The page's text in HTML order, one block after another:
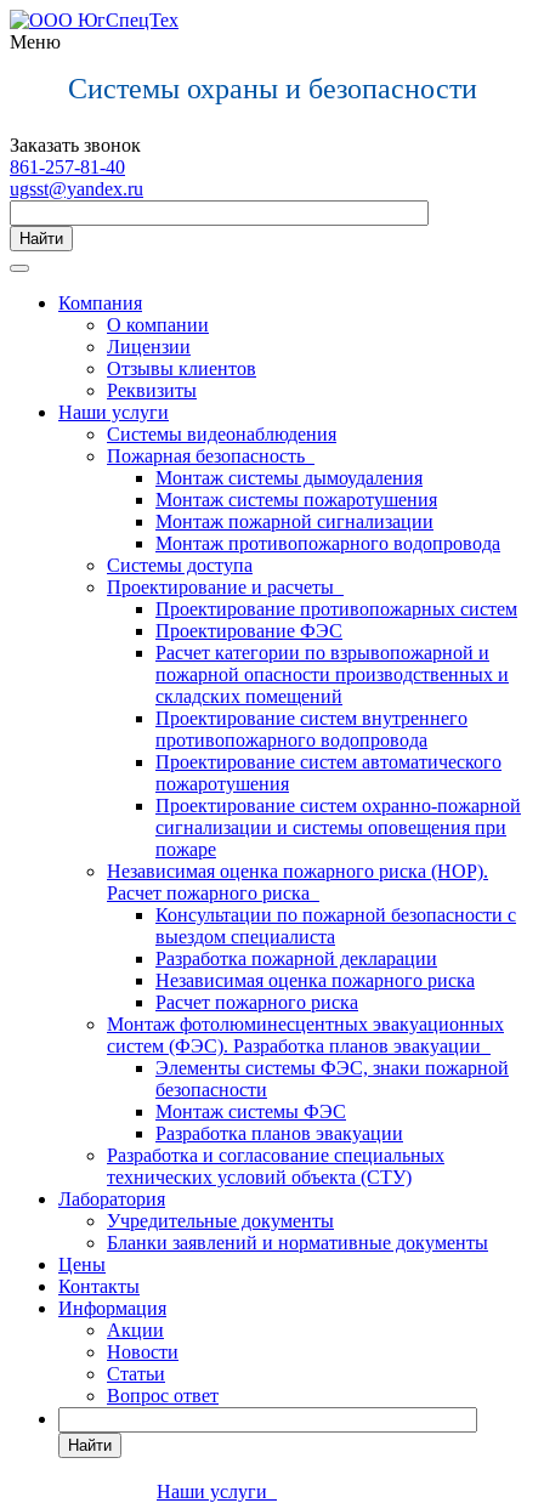
Меню
Системы охраны и безопасности
Заказать звонок
861-257-81-40
ugsst@yandex.ru
Найти
Компания
О компании
Лицензии
Отзывы клиентов
Реквизиты
Наши услуги
Системы видеонаблюдения
Пожарная безопасность
Монтаж системы дымоудаления
Монтаж системы пожаротушения
Монтаж пожарной сигнализации
Монтаж противопожарного водопровода
Системы доступа
Проектирование и расчеты
Проектирование противопожарных систем
Проектирование ФЭС
Расчет категории по взрывопожарной и
пожарной опасности производственных и
складских помещений
Проектирование систем внутреннего
противопожарного водопровода
Проектирование систем автоматического
пожаротушения
Проектирование систем охранно-пожарной
сигнализации и системы оповещения при
пожаре
Независимая оценка пожарного риска (НОР).
Расчет пожарного риска
Консультации по пожарной безопасности с
выездом специалиста
Разработка пожарной декларации
Независимая оценка пожарного риска
Расчет пожарного риска
Монтаж фотолюминесцентных эвакуационных
систем (ФЭС). Разработка планов эвакуации
Элементы системы ФЭС, знаки пожарной
безопасности
Монтаж системы ФЭС
Разработка планов эвакуации
Разработка и согласование специальных
технических условий объекта (СТУ)
Лаборатория
Учредительные документы
Бланки заявлений и нормативные документы
Цены
Контакты
Информация
Акции
Новости
Статьи
Вопрос ответ
Найти
Наши услуги